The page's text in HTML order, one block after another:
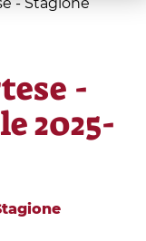
-
2025-